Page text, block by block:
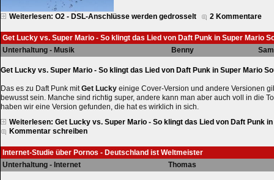
Weiterlesen: O2 - DSL-Anschlüsse werden gedrosselt 2 Kommentare
Get Lucky vs. Super Mario - So klingt das Lied von Daft Punk in Super Mario
Unterhaltung - Musik
Benny
Get Lucky vs. Super Mario - So klingt das Lied von Daft Punk in Super Mario
Das es zu Daft Punk mitGet Lucky einige Cover-Version und andere Versionen
bewusst sein. Manche sind richtig super, andere kann man aber auch voll in die
haben wir eine Version gefunden, die hat es wirklich in sich.
Weiterlesen: Get Lucky vs. Super Mario - So klingt das Lied von Daft Punk
Kommentar schreiben
Internet-Studie über Pornos - Deutschland ist Weltmeister
Unterhaltung - Internet
Thomas